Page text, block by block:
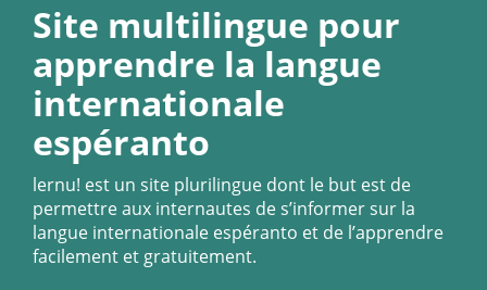
Site multilingue pour
apprendre la langue
internationale
espéranto
lernu! est un site plurilingue dont le but est de
permettre aux internautes de s’informer sur la
langue internationale espéranto et de l’apprendre
facilement et gratuitement.